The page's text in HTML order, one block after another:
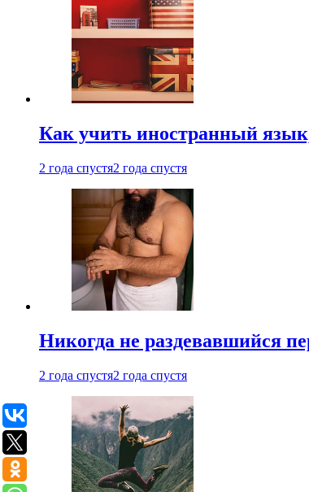
Как учить иностранный
2 года спустя2 года спустя
Никогда не раздевавшийся
2 года спустя2 года спустя